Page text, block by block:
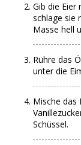
Gib die Eier
schlage sie
Masse hell
Rühre das
unter die
Mische das
Schüssel.